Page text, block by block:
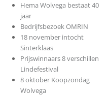
Hema Wolvega bestaat 40
jaar
Bedrijfsbezoek OMRIN
18 november intocht
Sinterklaas
Prijswinnaars 8 verschillen
Lindefestival
8 oktober Koopzondag
Wolvega